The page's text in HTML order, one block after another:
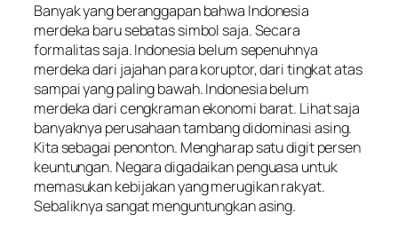
Banyak yang beranggapan bahwa Indonesia
merdeka baru sebatas simbol saja. Secara
formalitas saja. Indonesia belum sepenuhnya
merdeka dari jajahan para koruptor, dari tingkat atas
sampai yang paling bawah. Indonesia belum
merdeka dari cengkraman ekonomi barat. Lihat saja
banyaknya perusahaan tambang didominasi asing.
Kita sebagai penonton. Mengharap satu digit persen
keuntungan. Negara digadaikan penguasa untuk
memasukan kebijakan yang merugikan rakyat.
Sebaliknya sangat menguntungkan asing.